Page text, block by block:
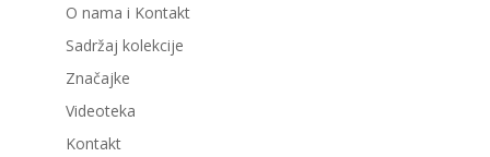
O nama i Kontakt
Sadržaj kolekcije
Značajke
Videoteka
Kontakt